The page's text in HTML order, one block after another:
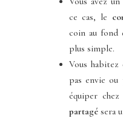
ce cas, le
coin au fond
plus simple.
Vous habitez
pas envie ou
équiper
partagésera